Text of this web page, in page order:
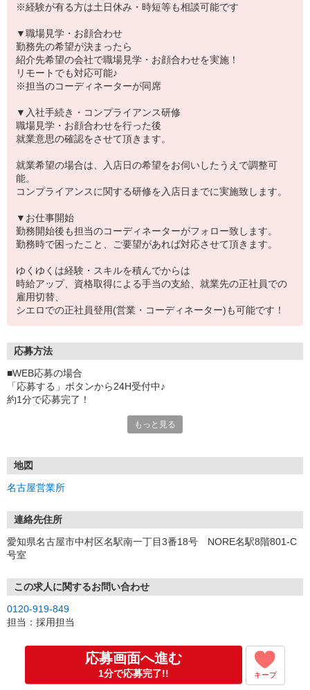
※経験が有る方は土日休み・時短等も相談可能です
▼職場見学・お顔合わせ
勤務先の希望が決まったら
紹介先希望の会社で職場見学・お顔合わせを実施！
リモートでも対応可能♪
※担当のコーディネーターが同席
▼入社手続き・コンプライアンス研修
職場見学・お顔合わせを行った後
就業意思の確認をさせて頂きます。
就業希望の場合は、入店日の希望をお伺いしたうえで調整可
能。
コンプライアンスに関する研修を入店日までに実施致します。
▼お仕事開始
勤務開始後も担当のコーディネーターがフォロー致します。
勤務時で困ったこと、ご要望があれば対応させて頂きます。
ゆくゆくは経験・スキルを積んでからは
時給アップ、資格取得による手当の支給、就業先の正社員での
雇用切替、
シエロでの正社員登用(営業・コーディネーター)も可能です！
応募方法
■WEB応募の場合
「応募する」ボタンから24H受付中♪
約1分で応募完了！
①応募から3営業日を目安に、メールorお電話でご連絡します。
★スマホでWEB面接（LINEなど）・出張面接・事務所面接と選べま
す
③面接実施（履歴書不要）
④勤務開始（スタート日は応相談）
お気軽にご応募ください♪
もっと見る
地図
名古屋営業所
連絡先住所
愛知県名古屋市中村区名駅南一丁目3番18号 NORE名駅8階801-C
号室
この求人に関するお問い合わせ
0120-919-849
担当：採用担当
応募画面へ進む
1分で応募完了!! キープ